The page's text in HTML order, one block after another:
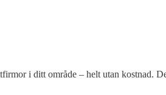
i ditt område – helt utan kostnad.